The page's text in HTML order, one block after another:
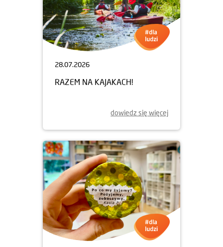
28.07.2026
RAZEM NA KAJAKACH!
dowiedz się więcej